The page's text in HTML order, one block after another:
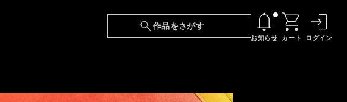
作品をさがす
お知らせ
06/03
『最強の王様、二度目の人生は何をする？』第
カート ログイン